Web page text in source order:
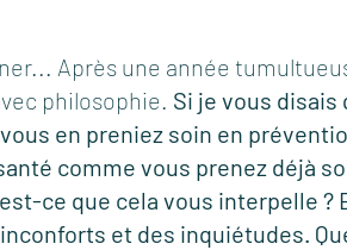
Après une année
philosophie. Si je vous
en preniez soin en
comme vous prenez déjà
ce que cela vous interpelle ?
et des inquiétudes.